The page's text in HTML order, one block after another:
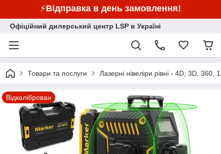
⚡Відправка в день замовлення!
Офіційний дилерський центр LSP в Україні
Товари та послуги Лазерні нівеліри рівні - 4D, 3D, 360,
Відкаліброван